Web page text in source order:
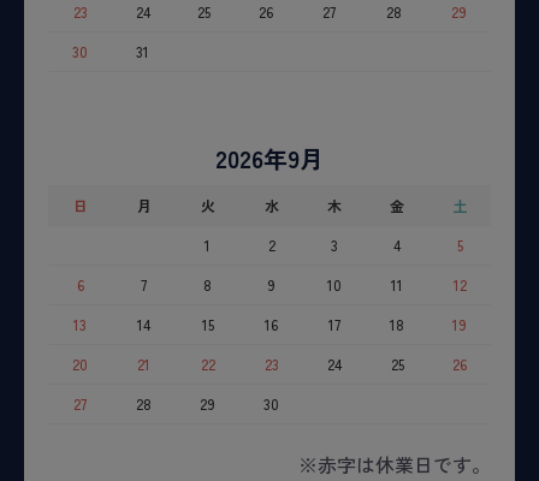
23
24 25 26 27 28
29
30
31
2026年9月
日 月 火 水 木 金
土
1
2 3 4
5
6
7 8 9 10 11
12
13
14 15 16 17 18
19
20
21 22 23 24 25
26
27
28 29 30
※赤字は休業日です。